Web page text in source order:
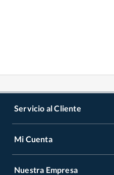
Servicio al Cliente
Contáctanos
Mi Cuenta
Registrate
Nuestra Empresa